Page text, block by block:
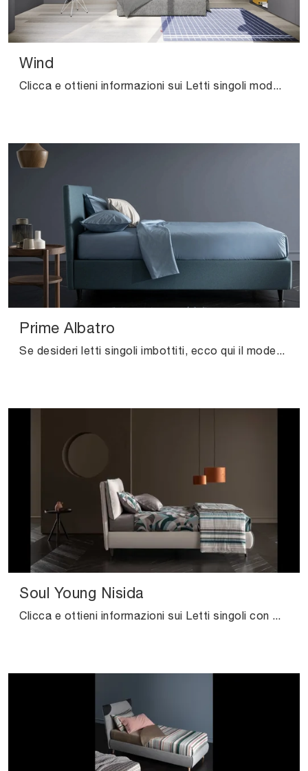
Wind
Clicca e ottieni informazioni sui Letti singoli moderni di Nidi! Il modello Wind in tessuto ti aspetta.
Prime Albatro
Se desideri letti singoli imbottiti, ecco qui il modello Prime Albatro in tessuto per impreziosire la stanza dei più piccoli.
Soul Young Nisida